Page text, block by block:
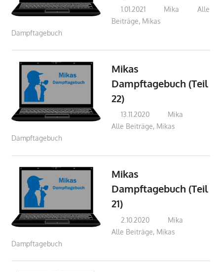
1.01.2021 Mika
Alle
Beiträge, Mikas
Dampftagebuch
Mikas
Dampftagebuch (Teil
22)
13.11.2020
Mika
Alle Beiträge, Mikas
Dampftagebuch
Mikas
Dampftagebuch (Teil
21)
2.10.2020
Mika
Alle Beiträge, Mikas
Dampftagebuch